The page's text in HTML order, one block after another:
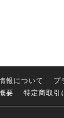
報について プ
要
特定商取引